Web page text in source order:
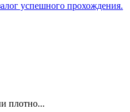
успешного прохождения.
плотно...